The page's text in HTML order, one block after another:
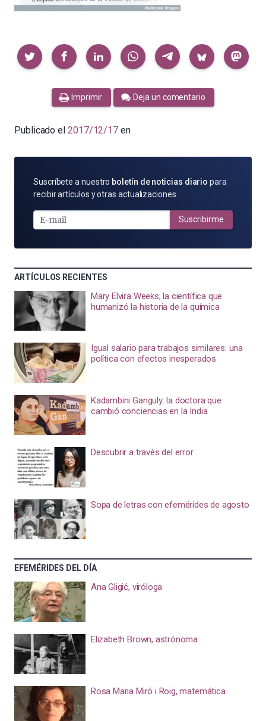
Compartir
Imprimir Deja un comentario
Publicado el 2017/12/17 en
SUSCRÍBETE
POR
MAIL
Suscríbete a nuestro boletín de noticias diario para
recibir artículos y otras actualizaciones.
Suscribirme
ARTÍCULOS RECIENTES
Mary Elvira Weeks, la científica que
humanizó la historia de la química
Igual salario para trabajos similares: una
política con efectos inesperados
Kadambini Ganguly: la doctora que
cambió conciencias en la India
Descubrir a través del error
Sopa de letras con efemérides de agosto
EFEMÉRIDES DEL DÍA
Ana Gligić, viróloga
Elizabeth Brown, astrónoma
Rosa Maria Miró i Roig, matemática